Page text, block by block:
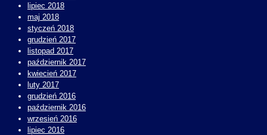
lipiec 2018
maj 2018
styczeń 2018
grudzień 2017
listopad 2017
październik 2017
kwiecień 2017
luty 2017
grudzień 2016
październik 2016
wrzesień 2016
lipiec 2016